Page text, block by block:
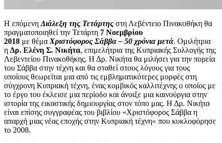
H επόμενη Διάλεξη της Τετάρτης στη Λεβέντειο Πινακοθήκη θα
πραγματοποιηθεί την Τετάρτη 7 Νοεμβρίου
2018 με θέμα Χριστόφορος Σάββα – 50 χρόνια μετά. Ομιλήτρια
η Δρ. Ελένη Σ. Νικήτα, επιμελήτρια της Κυπριακής Συλλογής της
Λεβεντείου Πινακοθήκης. Η Δρ. Νικήτα θα μιλήσει για την πορεία
του Σάββα στην τέχνη και θα σταθεί στους λόγους για τους
οποίους θεωρείται μια από τις εμβληματικότερες μορφές στη
σύγχρονη Κυπριακή τέχνη, ένας κομβικός καλλιτέχνης ο οποίος με
το έργο του έκλεισε μια περίοδο και άνοιξε μια καινούργια στην
ιστορία της εικαστικής δημιουργίας στον τόπο μας. Η Δρ. Νικήτα
είναι επίσης συγγραφέας του βιβλίου «Χριστόφορος Σάββα η
απαρχή μιας νέας εποχής στην Κυπριακή τέχνη» που κυκλοφόρησε
το 2008.